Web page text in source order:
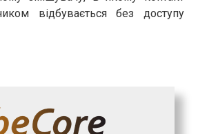
відбувається без доступу